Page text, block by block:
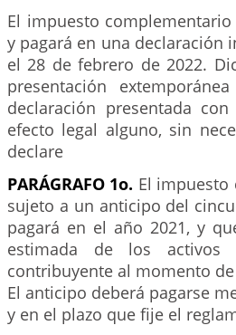
El impuesto
y pagará en una declaración
el 28 de febrero de 2022.
presentación
declaración presentada
efecto legal alguno, sin
declare
PARÁGRAFO 1o. El
sujeto a un anticipo del
pagará en el año 2021, y
estimada de los activos
contribuyente al momento
El anticipo deberá pagarse
y en el plazo que fije el